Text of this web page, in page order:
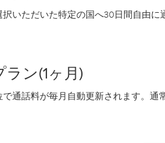
いただいた特定の国へ30日間自由
ラン(1ヶ月)
通話料が毎月自動更新されます。通